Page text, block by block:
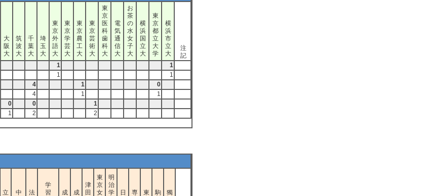
大
阪
大
筑
波
大
千
葉
大
埼
玉
大
東
京
外
語
大
東
京
学
芸
大
東
京
農
工
大
東
京
芸
術
大
東
京
医
科
歯
科
大
電
気
通
信
大
お
茶
の
水
女
子
大
横
浜
国
立
大
東
京
都
立
大
学
横
浜
市
立
大
注
記
1
1
1
1
4 1
0
4 1
1
0 0
1
1 2
2
立
中
法
学
習
成
成
津
田
東
京
女
明
治
学
日
専
東
駒
獨